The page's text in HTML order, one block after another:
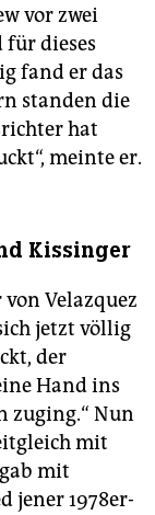
vor zwei
für dieses
fand er das
standen die
hat
meinte er.
Kissinger
Velazquez
jetzt völlig
der
Hand ins
zuging.“ Nun
mit
mit
jener 1978er-